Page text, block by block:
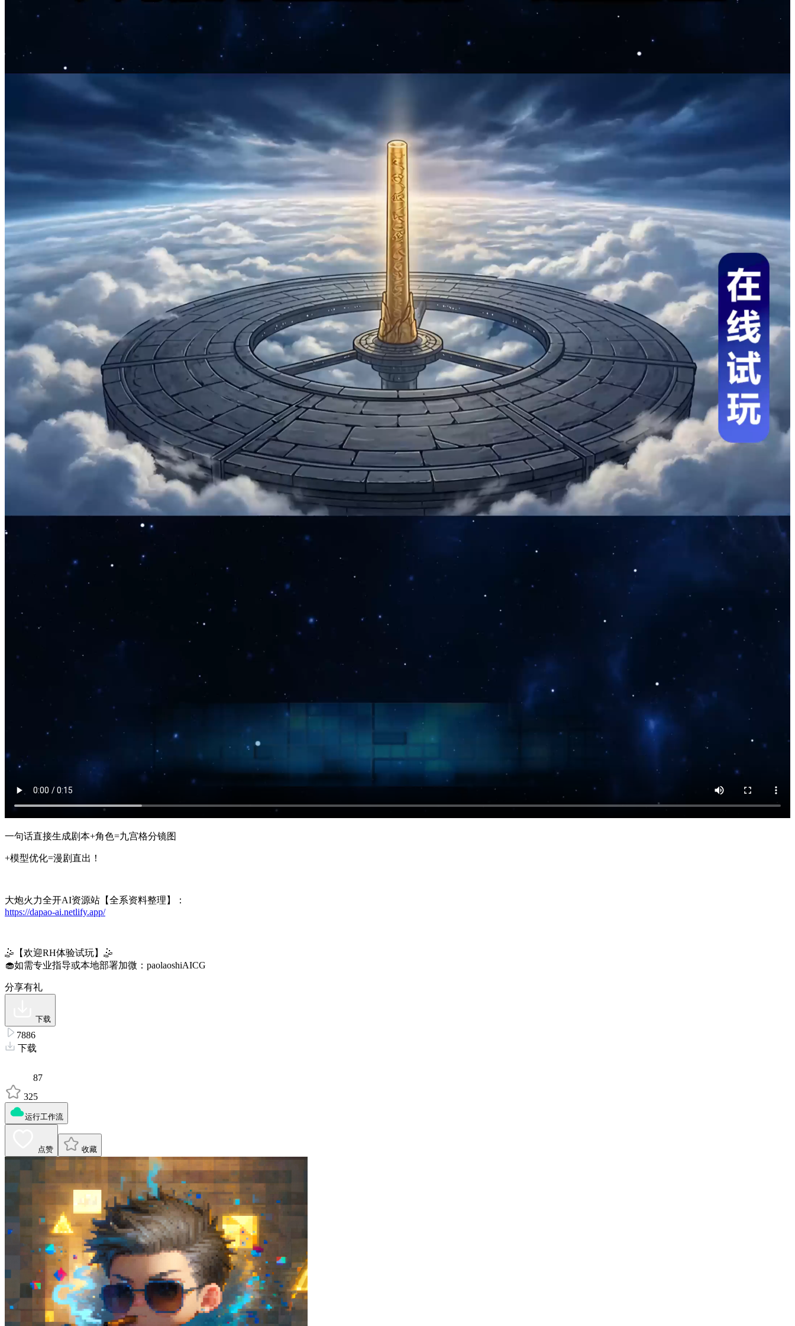
一句话直接生成剧本+角色=九宫格分镜图
+模型优化=漫剧直出！
大炮火力全开AI资源站【全系资料整理】：
https://dapao-ai.netlify.app/
🤹‍【欢迎RH体验试玩】🤹‍
🧁如需专业指导或本地部署加微：paolaoshiAICG
分享有礼
下载
7886
下载
87
325
运行工作流
点赞 收藏